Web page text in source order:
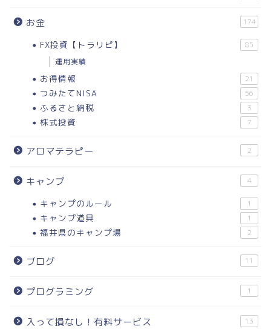
お金 174
FX投資【トラリピ】 85
運用実績
お得情報 21
つみたてNISA 56
ふるさと納税 3
株式投資 7
アロマテラピー 2
キャンプ 4
キャンプのルール 1
キャンプ道具 1
福井県のキャンプ場 2
ブログ 11
プログラミング 1
入って損なし！有料サービス 13